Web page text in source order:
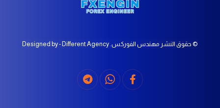
© حقوق النشر مهندس الفوركس. Designed by - Different Agency